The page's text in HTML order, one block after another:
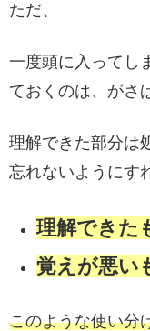
ただ、
一度頭に入ってし
ておくのは、がさ
理解できた部分は
忘れないようにす
理解できた
覚えが悪い
このような使い分